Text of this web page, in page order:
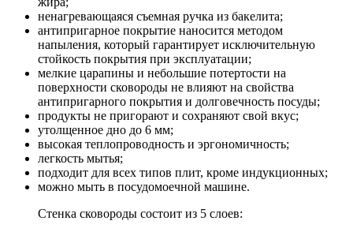
ненагревающаяся съемная ручка из бакелита;
антипригарное покрытие наносится методом
напыления, который гарантирует исключительную
стойкость покрытия при эксплуатации;
мелкие царапины и небольшие потертости на
поверхности сковороды не влияют на свойства
антипригарного покрытия и долговечность посуды;
продукты не пригорают и сохраняют свой вкус;
утолщенное дно до 6 мм;
высокая теплопроводность и эргономичность;
легкость мытья;
подходит для всех типов плит, кроме индукционных;
можно мыть в посудомоечной машине.
Стенка сковороды состоит из 5 слоев: